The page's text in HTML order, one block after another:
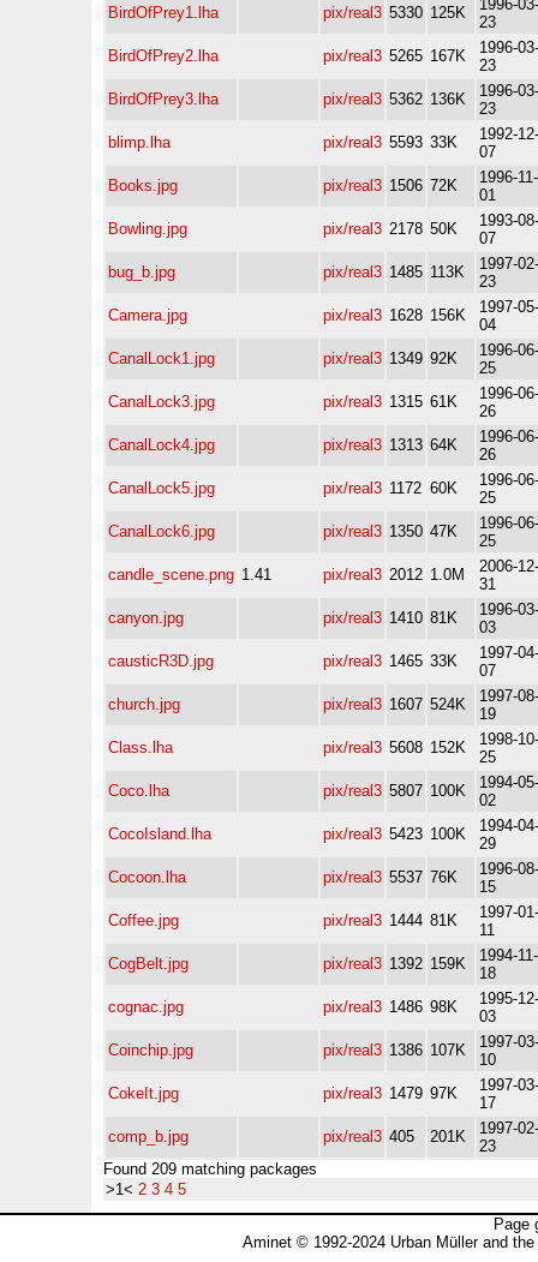
BirdOfPrey1.lha
pix/real3 5330 125K
1996-03-
23
BirdOfPrey2.lha
pix/real3 5265 167K
1996-03-
23
BirdOfPrey3.lha
pix/real3 5362 136K
1996-03-
23
blimp.lha
pix/real3 5593 33K
1992-12-
07
Books.jpg
pix/real3 1506 72K
1996-11-
01
Bowling.jpg
pix/real3 2178 50K
1993-08-
07
bug_b.jpg
pix/real3 1485 113K
1997-02-
23
Camera.jpg
pix/real3 1628 156K
1997-05-
04
CanalLock1.jpg
pix/real3 1349 92K
1996-06-
25
CanalLock3.jpg
pix/real3 1315 61K
1996-06-
26
CanalLock4.jpg
pix/real3 1313 64K
1996-06-
26
CanalLock5.jpg
pix/real3 1172 60K
1996-06-
25
CanalLock6.jpg
pix/real3 1350 47K
1996-06-
25
candle_scene.png 1.41 pix/real3 2012 1.0M
2006-12-
31
canyon.jpg
pix/real3 1410 81K
1996-03-
03
causticR3D.jpg
pix/real3 1465 33K
1997-04-
07
church.jpg
pix/real3 1607 524K
1997-08-
19
Class.lha
pix/real3 5608 152K
1998-10-
25
Coco.lha
pix/real3 5807 100K
1994-05-
02
CocoIsland.lha
pix/real3 5423 100K
1994-04-
29
Cocoon.lha
pix/real3 5537 76K
1996-08-
15
Coffee.jpg
pix/real3 1444 81K
1997-01-
11
CogBelt.jpg
pix/real3 1392 159K
1994-11-
18
cognac.jpg
pix/real3 1486 98K
1995-12-
03
Coinchip.jpg
pix/real3 1386 107K
1997-03-
10
CokeIt.jpg
pix/real3 1479 97K
1997-03-
17
comp_b.jpg
pix/real3 405 201K
1997-02-
23
Found 209 matching packages
>1< 2 3 4 5
Page
Aminet © 1992-2024 Urban Müller and the